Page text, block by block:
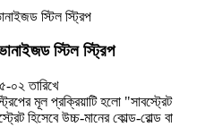
স্টিল স্ট্রিপ
০২ তারিখে
মূল প্রক্রিয়াটি হলো "সাবস্ট্রেট
হিসেবে উচ্চ-মানের কোল্ড-রোল্ড বা